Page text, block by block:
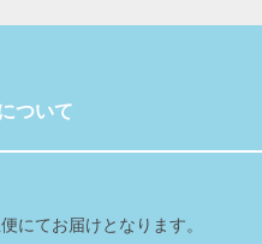
ついて
にてお届けとなります。